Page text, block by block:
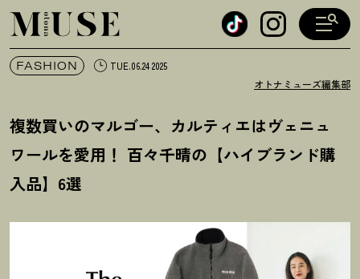
オトナミューズ ウェブ
FASHION TUE.06.24 2025
オトナミューズ編集部
複数買いのマルゴー、カルティエはヴェニュ
ワールを愛用 ！ 百々千晴の【ハイブランド購
入品】6選